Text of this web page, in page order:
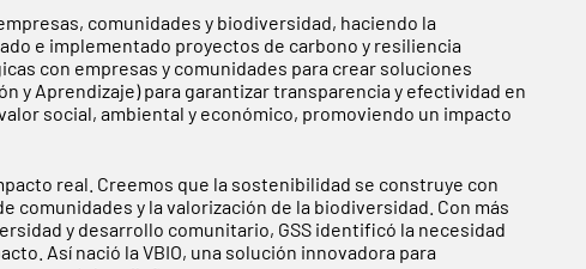
comunidades y biodiversidad, haciendo la
e implementado proyectos de carbono y resiliencia
con empresas y comunidades para crear soluciones
y Aprendizaje) para garantizar transparencia y efectividad en
social, ambiental y económico, promoviendo un impacto
real. Creemos que la sostenibilidad se construye con
y la valorización de la biodiversidad. Con más
y desarrollo comunitario, GSS identificó la necesidad
Así nació la VBIO, una solución innovadora para